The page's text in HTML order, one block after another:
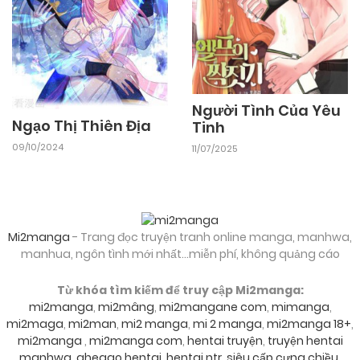
Chapter 84 17/02/2026
Chapter 80
Chapter 79 17/02/2026
Ngạo Thị Thiên Địa
09/10/2024
Người Tình Của Yêu
Tinh
11/07/2025
Mi2manga - Trang đọc truyện tranh online manga, manhwa,
manhua, ngôn tình mới nhất...miễn phí, không quảng cáo
Từ khóa tìm kiếm để truy cập Mi2manga:
mi2manga, mi2mâng, mi2mangane com, mimanga,
mi2maga, mi2man, mi2 manga, mi 2 manga, mi2manga 18+,
mi2manga , mi2manga com, hentai truyện, truyện hentai